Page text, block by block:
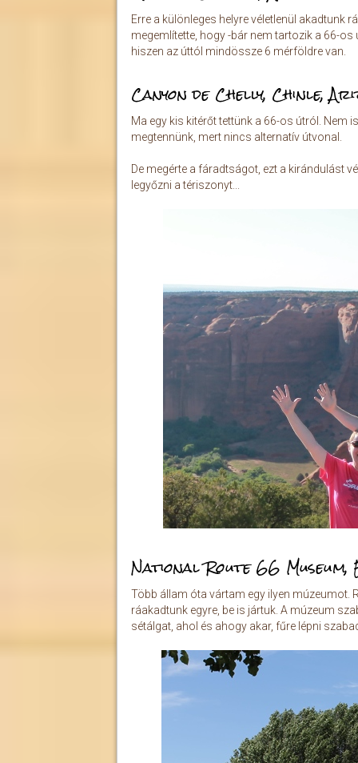
Erre a különleges helyre véletlenül akadtunk
megemlítette, hogy -bár nem tartozik a 66-os
hiszen az úttól mindössze 6 mérföldre van.
Canyon de Chelly, Chinle,
Ma egy kis kitérőt tettünk a 66-os útról. Nem
megtennünk, mert nincs alternatív útvonal.
De megérte a fáradtságot, ezt a kirándulást
legyőzni a tériszonyt...
National Route 66
Több állam óta vártam egy ilyen múzeumot.
ráakadtunk egyre, be is jártuk. A múzeum
sétálgat, ahol és ahogy akar, fűre lépni